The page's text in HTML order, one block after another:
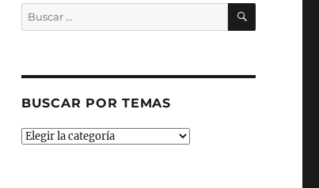
Buscar
por:
BUSCAR
BUSCAR POR TEMAS
Buscar